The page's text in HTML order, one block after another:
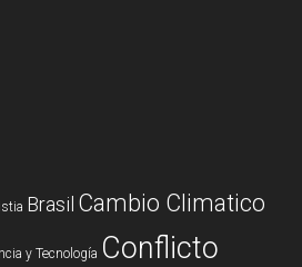
Brasil Cambio Climatico
y Tecnología Conflicto